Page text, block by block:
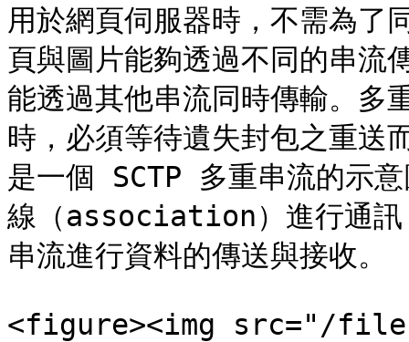
用於網頁伺服器時，不需為了
頁與圖片能夠透過不同的串流
能透過其他串流同時傳輸。多
時，必須等待遺失封包之重
是一個 SCTP 多重串流的示
線（association）進行通訊
串流進行資料的傳送與接收。
<figure><img src="/files/